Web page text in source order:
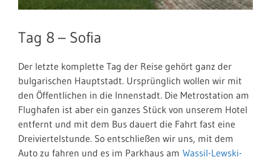
Tag 8 – Sofia
Der letzte komplette Tag der Reise gehört ganz der
bulgarischen Hauptstadt. Ursprünglich wollen wir mit
den Öffentlichen in die Innenstadt. Die Metrostation am
Flughafen ist aber ein ganzes Stück von unserem Hotel
entfernt und mit dem Bus dauert die Fahrt fast eine
Dreiviertelstunde. So entschließen wir uns, mit dem
Auto zu fahren und es im Parkhaus am Wassil-Lewski-